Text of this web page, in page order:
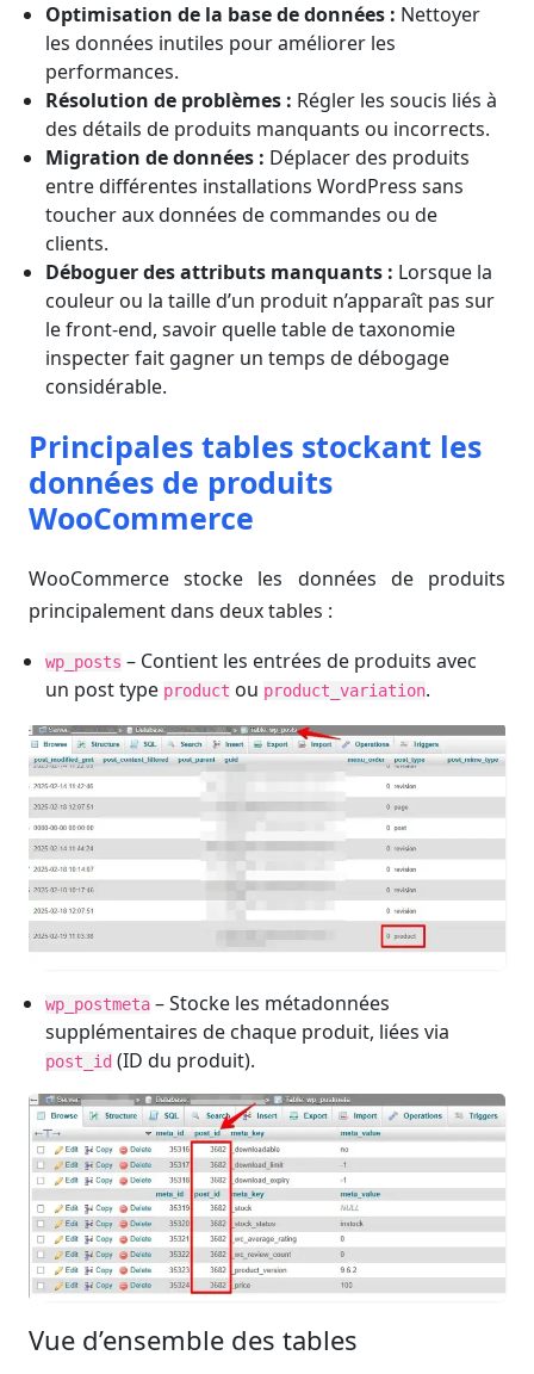
Optimisation de la base de données : Nettoyer
les données inutiles pour améliorer les
performances.
Résolution de problèmes : Régler les soucis liés à
des détails de produits manquants ou incorrects.
Migration de données : Déplacer des produits
entre différentes installations WordPress sans
toucher aux données de commandes ou de
clients.
Déboguer des attributs manquants : Lorsque la
couleur ou la taille d’un produit n’apparaît pas sur
le front-end, savoir quelle table de taxonomie
inspecter fait gagner un temps de débogage
considérable.
Principales tables stockant les
données de produits
WooCommerce
WooCommerce stocke les données de produits
principalement dans deux tables :
wp_posts – Contient les entrées de produits avec
un post type product ou product_variation.
wp_postmeta – Stocke les métadonnées
supplémentaires de chaque produit, liées via
post_id (ID du produit).
Vue d’ensemble des tables